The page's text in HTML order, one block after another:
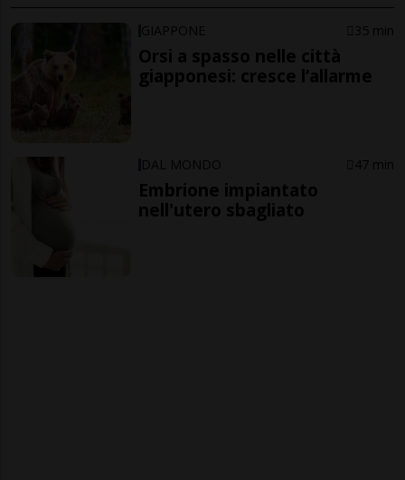
GIAPPONE 35 min
Orsi a spasso nelle città
giapponesi: cresce l’allarme
DAL MONDO 47 min
Embrione impiantato
nell'utero sbagliato